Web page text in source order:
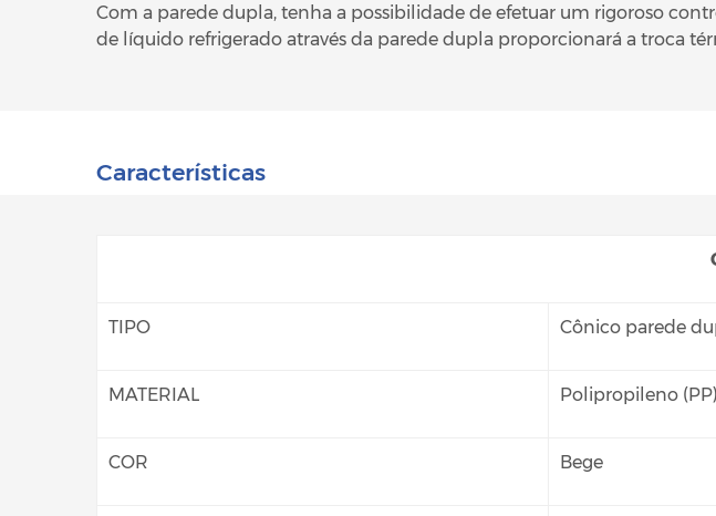
Com a parede dupla, tenha a possibilidade de efetuar um rigoroso
de líquido refrigerado através da parede dupla proporcionará a troca
Características
TIPO Cônico parede
MATERIAL Polipropileno (PP)
COR Bege